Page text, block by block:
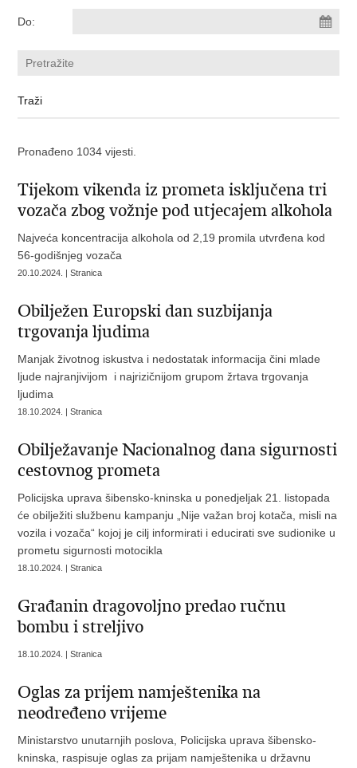
Do:
Pronađeno 1034 vijesti.
Tijekom vikenda iz prometa isključena tri
vozača zbog vožnje pod utjecajem alkohola
Najveća koncentracija alkohola od 2,19 promila utvrđena kod
56-godišnjeg vozača
20.10.2024. | Stranica
Obilježen Europski dan suzbijanja
trgovanja ljudima
Manjak životnog iskustva i nedostatak informacija čini mlade
ljude najranjivijom i najrizičnijom grupom žrtava trgovanja
ljudima
18.10.2024. | Stranica
Obilježavanje Nacionalnog dana sigurnosti
cestovnog prometa
Policijska uprava šibensko-kninska u ponedjeljak 21. listopada
će obilježiti službenu kampanju „Nije važan broj kotača, misli na
vozila i vozača“ kojoj je cilj informirati i educirati sve sudionike u
prometu sigurnosti motocikla
18.10.2024. | Stranica
Građanin dragovoljno predao ručnu
bombu i streljivo
18.10.2024. | Stranica
Oglas za prijem namještenika na
neodređeno vrijeme
Ministarstvo unutarnjih poslova, Policijska uprava šibensko-
kninska, raspisuje oglas za prijam namještenika u državnu